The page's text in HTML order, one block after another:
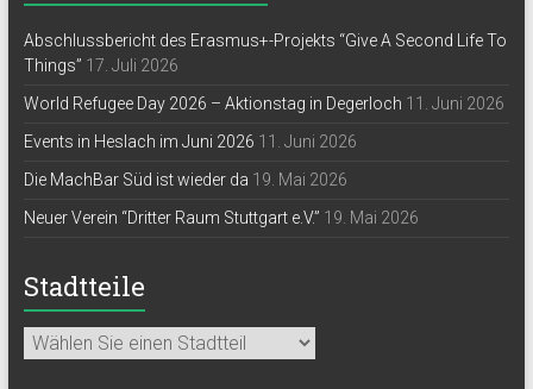
Abschlussbericht des Erasmus+-Projekts “Give A Second Life To
Things” 17. Juli 2026
World Refugee Day 2026 – Aktionstag in Degerloch 11. Juni 2026
Events in Heslach im Juni 2026 11. Juni 2026
Die MachBar Süd ist wieder da 19. Mai 2026
Neuer Verein “Dritter Raum Stuttgart e.V.” 19. Mai 2026
Stadtteile